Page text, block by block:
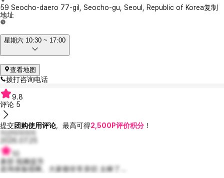
59 Seocho-daero 77-gil, Seocho-gu, Seoul, Republic of Korea复制
地址
星期六 10:30 ~ 17:00
查看地图
拨打咨询电话
9.8
评论 5
提交团购使用评论，最高可得2,500P评价积分 ！
지선이이이이
2026.07.25
鼻部 线雕提升
咨询体验很棒，大家都非常亲切 太棒了...